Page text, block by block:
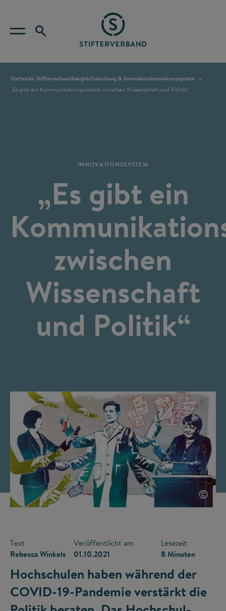
Startseite StifterverbandInsightsForschung & InnovationInnovationssystem
„Es gibt ein Kommunikationsproblem zwischen Wissenschaft und Politik“
INNOVATIONSSYSTEM
„Es gibt ein
zwischen
Wissenschaft
und Politik“
©
Text
Rebecca Winkels
Veröffentlicht am
01.10.2021
Lesezeit
8 Minuten
Hochschulen haben während der
COVID-19-Pandemie verstärkt die